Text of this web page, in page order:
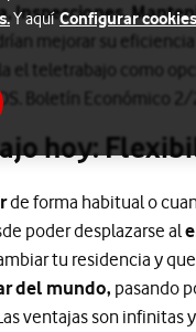
Inspecciones,
mejorar su
el teletrabajo como
Boletín Económico 2/
hoy:
de forma habitual o
poder desplazarse al
tu residencia y
del mundo, pasando
ventajas son
Y aquíConfigurar cookies